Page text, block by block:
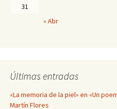
31
« Abr
Últimas entradas
«La memoria de la piel» en «Un
Martín Flores